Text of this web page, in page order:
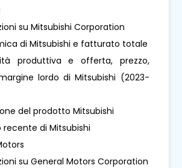
su Mitsubishi Corporation
di Mitsubishi e fatturato totale
produttiva e offerta, prezzo,
lordo di Mitsubishi (2023-
del prodotto Mitsubishi
recente di Mitsubishi
su General Motors Corporation